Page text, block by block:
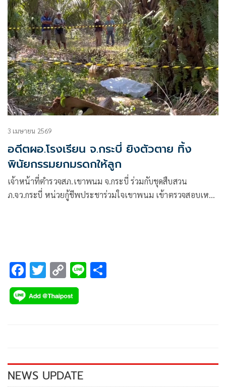
3 เมษายน 2569
อดีตผอ.โรงเรียน จ.กระบี่ ยิงตัวตาย ทิ้ง
พินัยกรรมยกมรดกให้ลูก
เจ้าหน้าที่ตำรวจสภ.เขาพนม จ.กระบี่ ร่วมกับชุดสืบสวน
ภ.จว.กระบี่ หน่วยกู้ชีพประชาร่วมใจเขาพนม เข้าตรวจสอบเหตุ
F
ac
e
k
T
wi
tt
C
o
p
k
Li
NEWS UPDATE